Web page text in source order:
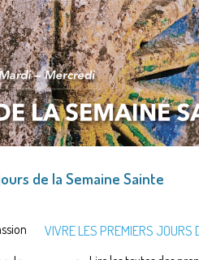
de la Semaine Sainte
VIVRE LES PREMIERS JOURS